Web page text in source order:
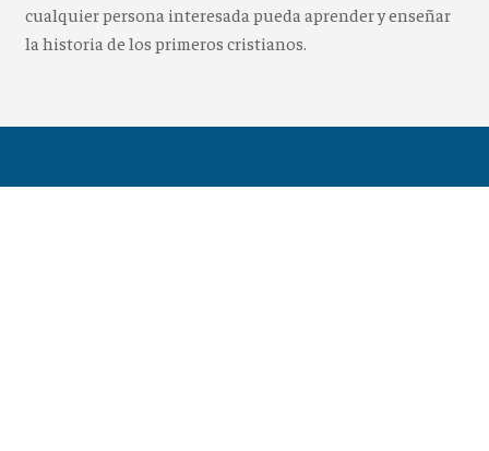
cualquier persona interesada pueda aprender y enseñar
la historia de los primeros cristianos.